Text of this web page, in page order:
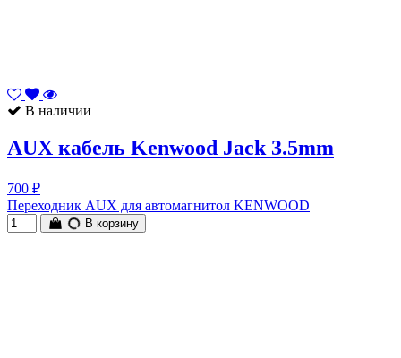
В наличии
AUX кабель Kenwood Jack 3.5mm
700 ₽
Переходник AUX для автомагнитол KENWOOD
В корзину